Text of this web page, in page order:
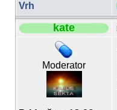
Vrh
kate
Moderator